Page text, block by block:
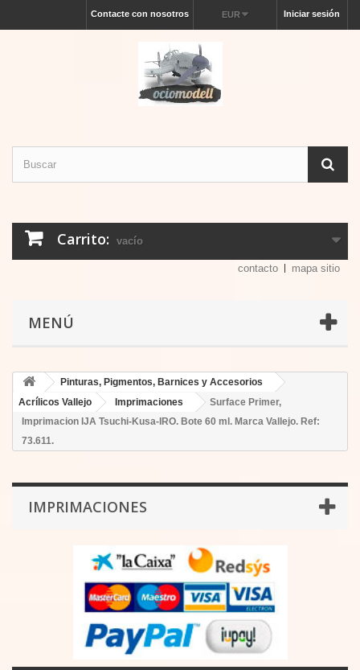
Iniciar sesión
EUR
Contacte con nosotros
Carrito: vacío
contacto mapa sitio
MENÚ
Pinturas, Pigmentos, Barnices y Accesorios
Acrílicos Vallejo
Imprimaciones
Surface Primer,
Imprimacion IJA Tsuchi-Kusa-IRO. Bote 60 ml. Marca Vallejo. Ref:
73.611.
IMPRIMACIONES